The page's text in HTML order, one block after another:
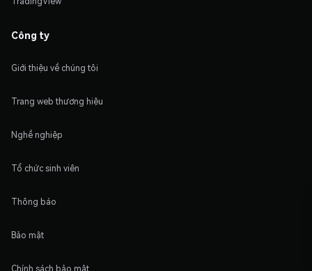
Công ty
Giới thiệu về chúng tôi
Trang web thương hiệu
Nghề nghiệp
Tổ chức sinh viên
Thông báo
Bảo mật
Chính sách bảo mật